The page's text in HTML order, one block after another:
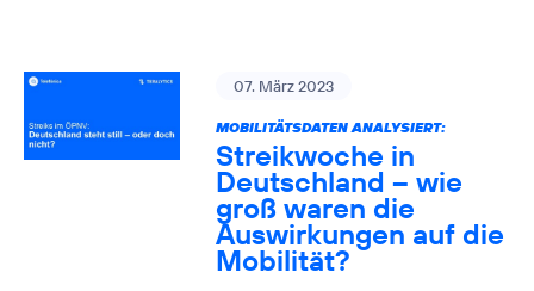
07. März 2023
MOBILITÄTSDATEN ANALYSIERT:
Streikwoche in
Deutschland – wie
groß waren die
Auswirkungen auf die
Mobilität?